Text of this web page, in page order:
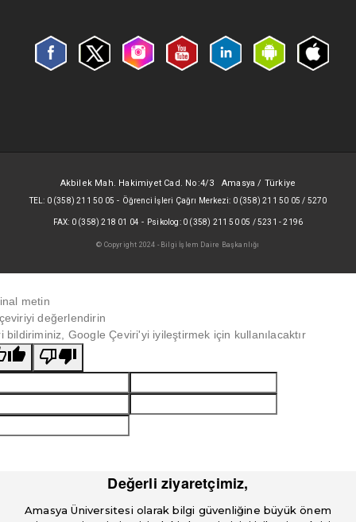
Akbilek Mah. Hakimiyet Cad. No:4/3 Amasya / Türkiye
TEL: 0 (358) 211 50 05 - Öğrenci İşleri Çağrı Merkezi: 0 (358) 211 50 05 / 5270
FAX: 0 (358) 218 01 04 - Psikolog: 0 (358) 211 50 05 / 5231 - 2196
© Copyright 2024 - Bilgi İşlem Daire Başkanlığı
Değerli ziyaretçimiz,
Amasya Üniversitesi olarak bilgi güvenliğine büyük önem
metin
değerlendirin
bildiriminiz, Google Çeviri'yi iyileştirmek için kullanılacaktır